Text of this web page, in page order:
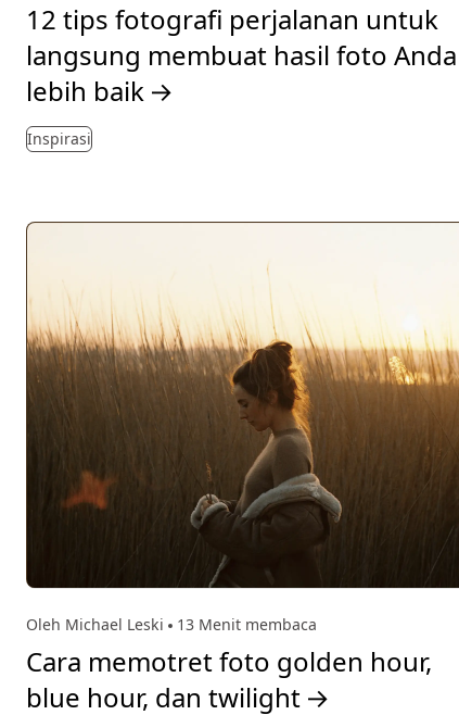
12 tips fotografi perjalanan untuk
langsung membuat hasil foto Anda
lebih baik →
Inspirasi
Oleh Michael Leski 13 Menit membaca
Cara memotret foto golden hour,
blue hour, dan twilight →